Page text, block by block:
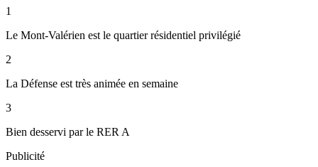
1
Le Mont-Valérien est le quartier résidentiel privilégié
2
La Défense est très animée en semaine
3
Bien desservi par le RER A
Publicité